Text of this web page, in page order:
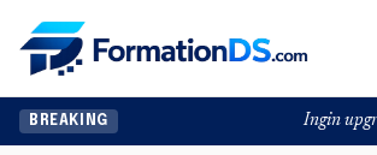
BREAKING Ingin